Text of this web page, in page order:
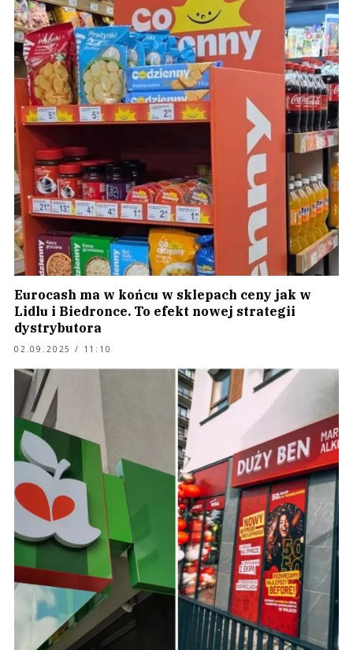
Eurocash ma w końcu w sklepach ceny jak w
Lidlu i Biedronce. To efekt nowej strategii
dystrybutora
02.09.2025 / 11:10